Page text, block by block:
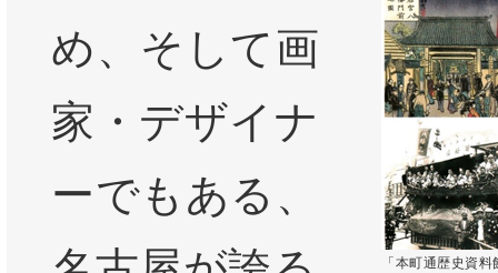
「本町通歴史資
め、そして画
家・デザイナ
ーでもある、